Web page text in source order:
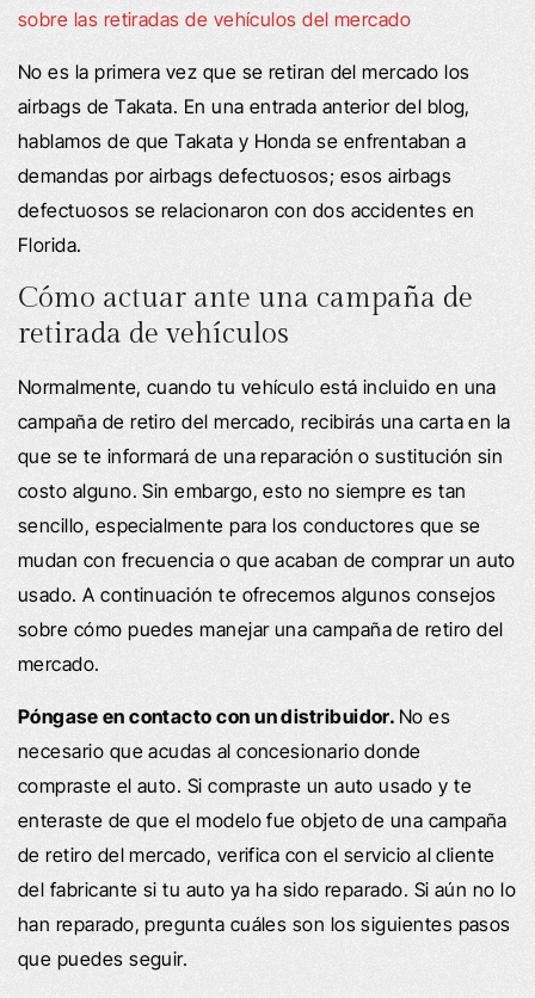
sobre las retiradas de vehículos del mercado
No es la primera vez que se retiran del mercado los
airbags de Takata. En una entrada anterior del blog,
hablamos de que Takata y Honda se enfrentaban a
demandas por airbags defectuosos; esos airbags
defectuosos se relacionaron con dos accidentes en
Florida.
Cómo actuar ante una campaña de
retirada de vehículos
Normalmente, cuando tu vehículo está incluido en una
campaña de retiro del mercado, recibirás una carta en la
que se te informará de una reparación o sustitución sin
costo alguno. Sin embargo, esto no siempre es tan
sencillo, especialmente para los conductores que se
mudan con frecuencia o que acaban de comprar un auto
usado. A continuación te ofrecemos algunos consejos
sobre cómo puedes manejar una campaña de retiro del
mercado.
Póngase en contacto con un distribuidor. No es
necesario que acudas al concesionario donde
compraste el auto. Si compraste un auto usado y te
enteraste de que el modelo fue objeto de una campaña
de retiro del mercado, verifica con el servicio al cliente
del fabricante si tu auto ya ha sido reparado. Si aún no lo
han reparado, pregunta cuáles son los siguientes pasos
que puedes seguir.